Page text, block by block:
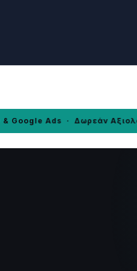
Ads · Δωρεάν